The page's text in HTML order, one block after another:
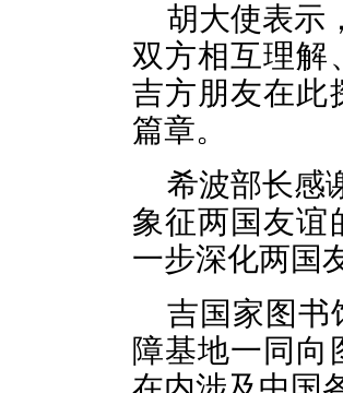
胡大使表示，
双方相互理解
吉方朋友在此
篇章。
希波部长感
象征两国友谊
一步深化两国
吉国家图书
障基地一同